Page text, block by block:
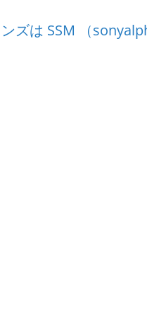
ズは SSM （